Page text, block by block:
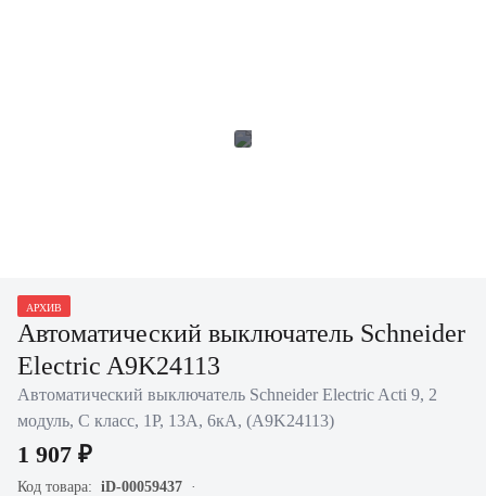
АРХИВ
Автоматический выключатель Schneider
Electric A9K24113
Автоматический выключатель Schneider Electric Acti 9, 2
модуль, C класс, 1P, 13А, 6кА, (A9K24113)
1 907 ₽
Код товара: iD-00059437